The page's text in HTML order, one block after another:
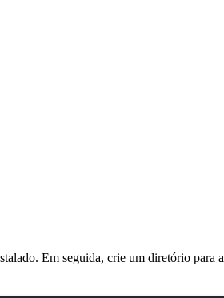
Em seguida, crie um diretório para